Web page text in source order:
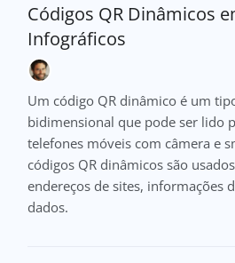
Códigos QR Dinâmicos
Infográficos
Um código QR dinâmico é um
bidimensional que pode ser lido
telefones móveis com câmera e
códigos QR dinâmicos são
endereços de sites, informações
dados.